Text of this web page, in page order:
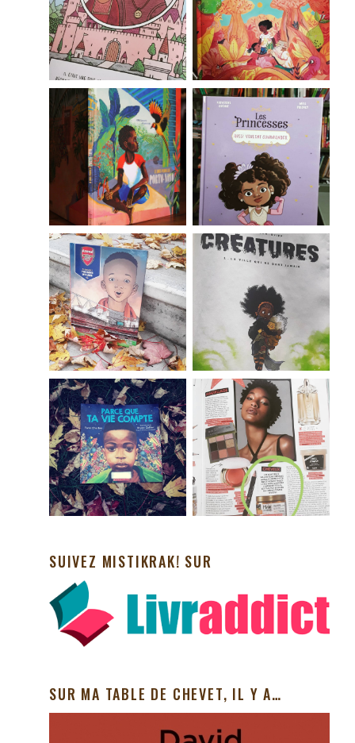
SUIVEZ MISTIKRAK! SUR
SUR MA TABLE DE CHEVET, IL Y A…